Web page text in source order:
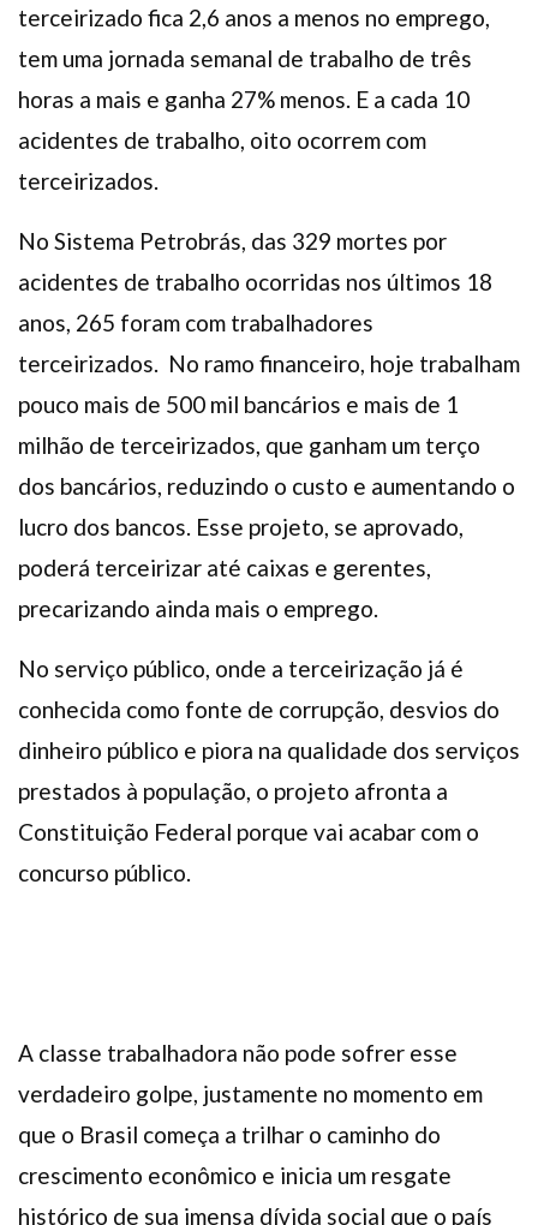
terceirizado fica 2,6 anos a menos no emprego,
tem uma jornada semanal de trabalho de três
horas a mais e ganha 27% menos. E a cada 10
acidentes de trabalho, oito ocorrem com
terceirizados.
No Sistema Petrobrás, das 329 mortes por
acidentes de trabalho ocorridas nos últimos 18
anos, 265 foram com trabalhadores
terceirizados. No ramo financeiro, hoje trabalham
pouco mais de 500 mil bancários e mais de 1
milhão de terceirizados, que ganham um terço
dos bancários, reduzindo o custo e aumentando o
lucro dos bancos. Esse projeto, se aprovado,
poderá terceirizar até caixas e gerentes,
precarizando ainda mais o emprego.
No serviço público, onde a terceirização já é
conhecida como fonte de corrupção, desvios do
dinheiro público e piora na qualidade dos serviços
prestados à população, o projeto afronta a
Constituição Federal porque vai acabar com o
concurso público.
A classe trabalhadora não pode sofrer esse
verdadeiro golpe, justamente no momento em
que o Brasil começa a trilhar o caminho do
crescimento econômico e inicia um resgate
histórico de sua imensa dívida social que o país